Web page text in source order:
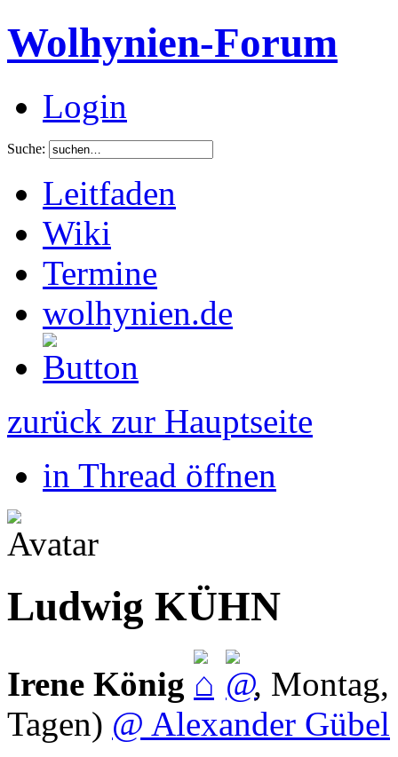
Wolhynien-Forum
Login
Suche:
Leitfaden
Wiki
Termine
wolhynien.de
zurück zur Hauptseite
in Thread öffnen
Ludwig KÜHN
Irene König ,
Tagen) @ Alexander Gübel